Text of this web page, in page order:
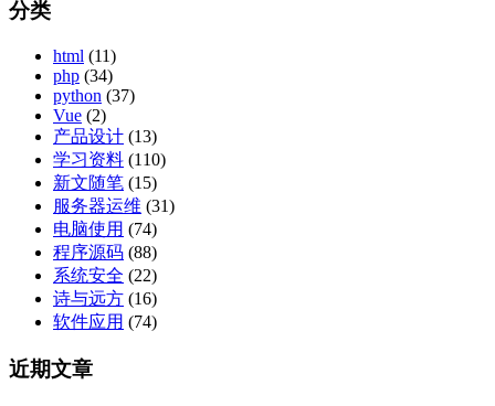
分类
html (11)
php (34)
python (37)
Vue (2)
产品设计 (13)
学习资料 (110)
新文随笔 (15)
服务器运维 (31)
电脑使用 (74)
程序源码 (88)
系统安全 (22)
诗与远方 (16)
软件应用 (74)
近期文章